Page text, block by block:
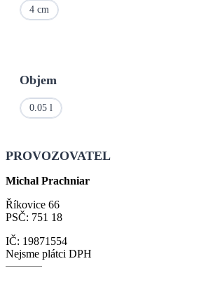
4 cm
Objem
0.05 l
PROVOZOVATEL
Michal Prachniar
Říkovice 66
PSČ: 751 18
IČ: 19871554
Nejsme plátci DPH